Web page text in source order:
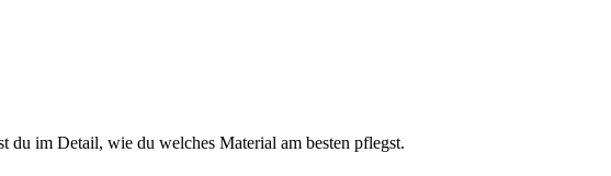
im Detail, wie du welches Material am besten pflegst.